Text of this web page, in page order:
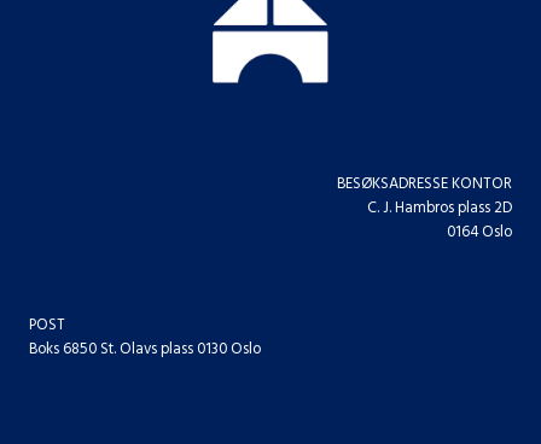
BESØKSADRESSE KONTOR
C. J. Hambros plass 2D
0164 Oslo
POST
Boks 6850 St. Olavs plass 0130 Oslo